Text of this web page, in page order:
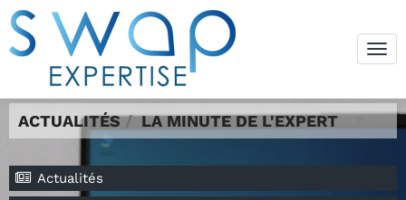
ACTUALITÉS LA MINUTE DE L'EXPERT
Actualités